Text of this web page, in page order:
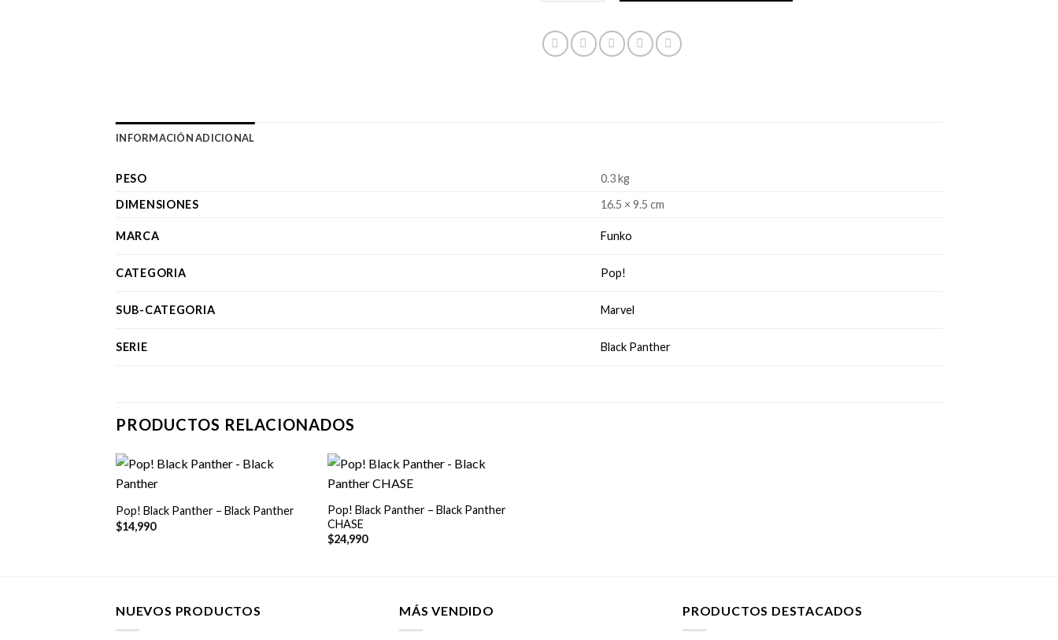
INFORMACIÓN ADICIONAL
PESO
0.3 kg
DIMENSIONES
16.5 × 9.5 cm
MARCA Funko
CATEGORIA Pop!
SUB-CATEGORIA Marvel
SERIE Black Panther
PRODUCTOS RELACIONADOS
+
Pop! Black Panther – Black Panther
$14,990
+
Pop! Black Panther – Black Panther
CHASE
$24,990
NUEVOS PRODUCTOS MÁS VENDIDO PRODUCTOS DESTACADOS